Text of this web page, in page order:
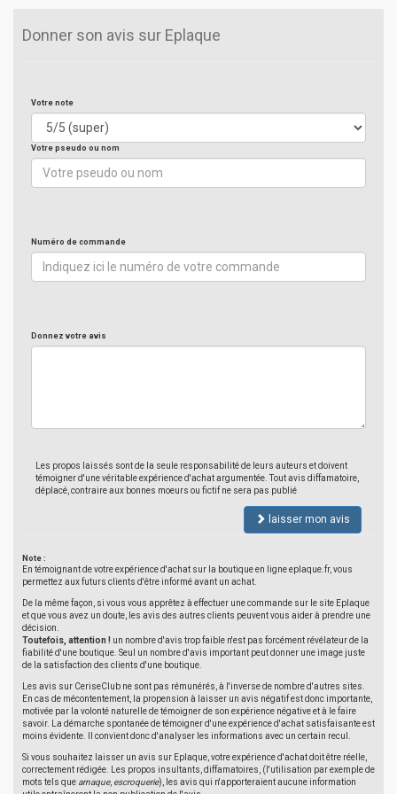
Donner son avis sur Eplaque
Votre note
Votre pseudo ou nom
Numéro de commande
Donnez votre avis
Les propos laissés sont de la seule responsabilité de leurs auteurs et doivent
témoigner d'une véritable expérience d'achat argumentée. Tout avis diffamatoire,
déplacé, contraire aux bonnes moeurs ou fictif ne sera pas publié
laisser mon avis
Note :
En témoignant de votre expérience d'achat sur la boutique en ligne eplaque.fr, vous
permettez aux futurs clients d'être informé avant un achat.
De la même façon, si vous vous apprêtez à effectuer une commande sur le site Eplaque
et que vous avez un doute, les avis des autres clients peuvent vous aider à prendre une
décision.
Toutefois, attention ! un nombre d'avis trop faible n'est pas forcément révélateur de la
fiabilité d'une boutique. Seul un nombre d'avis important peut donner une image juste
de la satisfaction des clients d'une boutique.
Les avis sur CeriseClub ne sont pas rémunérés, à l'inverse de nombre d'autres sites.
En cas de mécontentement, la propension à laisser un avis négatif est donc importante,
motivée par la volonté naturelle de témoigner de son expérience négative et à le faire
savoir. La démarche spontanée de témoigner d'une expérience d'achat satisfaisante est
moins évidente. Il convient donc d'analyser les informations avec un certain recul.
Si vous souhaitez laisser un avis sur Eplaque, votre expérience d'achat doit être réelle,
correctement rédigée. Les propos insultants, diffamatoires, (l'utilisation par exemple de
mots tels que arnaque, escroquerie), les avis qui n'apporteraient aucune information